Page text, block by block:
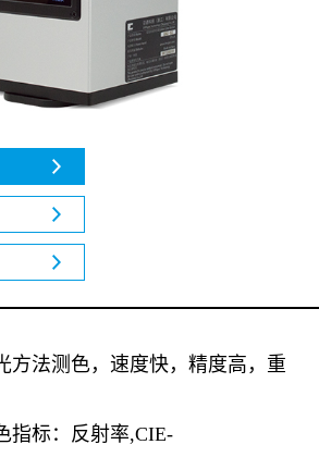
方法测色，速度快，精度高，重
指标：反射率,CIE-